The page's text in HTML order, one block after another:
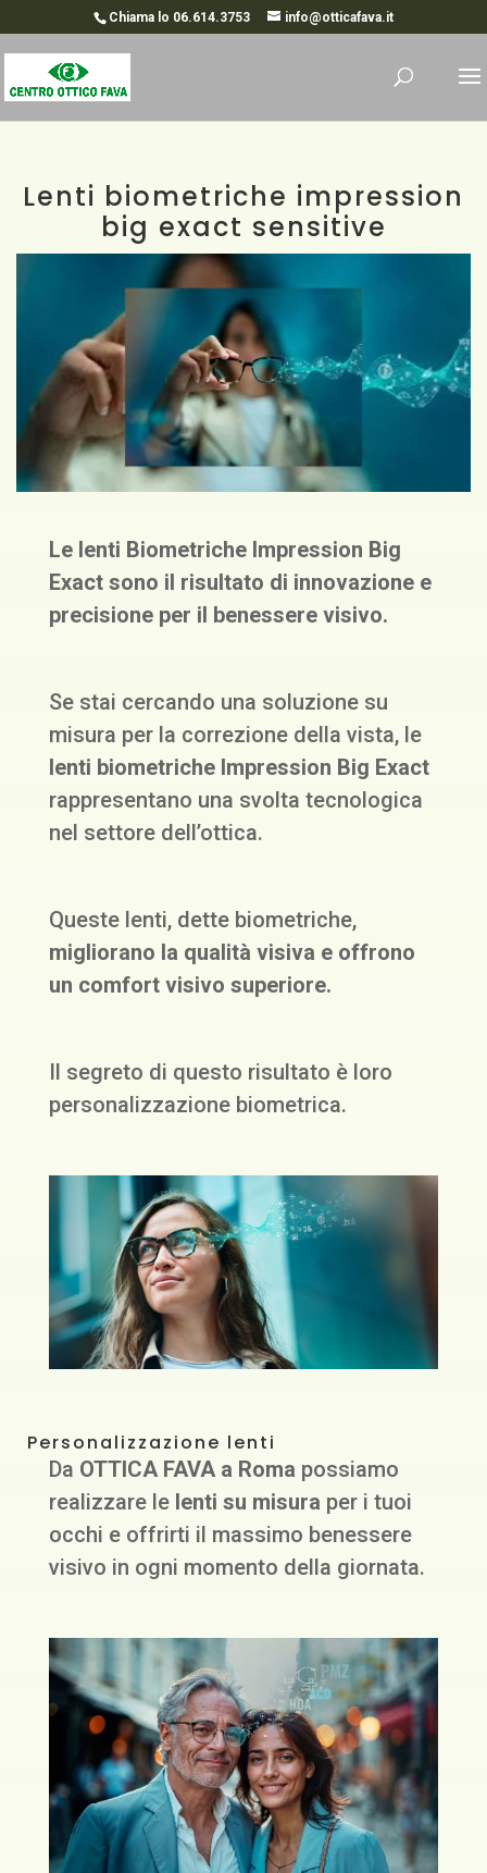
Chiama lo 06.614.3753 info@otticafava.it
Lenti biometriche impression
big exact sensitive
Le lenti Biometriche Impression Big
Exact sono il risultato di innovazione e
precisione per il benessere visivo.
Se stai cercando una soluzione su
misura per la correzione della vista, le
lenti biometriche Impression Big Exact
rappresentano una svolta tecnologica
nel settore dell’ottica.
Queste lenti, dette biometriche,
migliorano la qualità visiva e offrono
un comfort visivo superiore.
Il segreto di questo risultato è loro
personalizzazione biometrica.
Personalizzazione lenti
Da OTTICA FAVA a Roma possiamo
realizzare le lenti su misura per i tuoi
occhi e offrirti il massimo benessere
visivo in ogni momento della giornata.